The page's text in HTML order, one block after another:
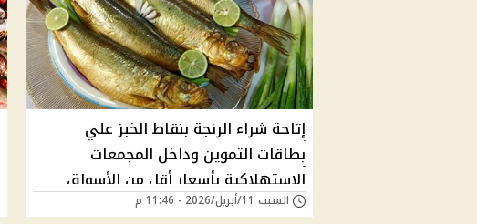
إتاحة شراء الرنجة بنقاط الخبز علي
بطاقات التموين وداخل المجمعات
الاستهلاكية بأسعار أقل من الأسواق
السبت 11/أبريل/2026 - 11:46 م